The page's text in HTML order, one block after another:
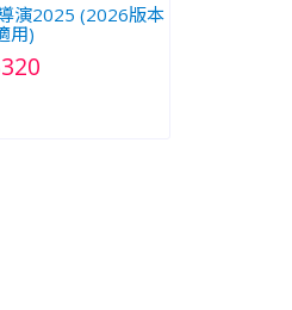
演2025 (2026版本
用)